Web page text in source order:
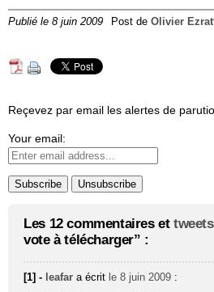
Publié le 8 juin 2009 Post de Olivier
Reçevez par email les alertes de
Your email:
Les 12 commentaires et tweets
vote à télécharger” :
[1] - leafar a écrit le 8 juin 2009 :